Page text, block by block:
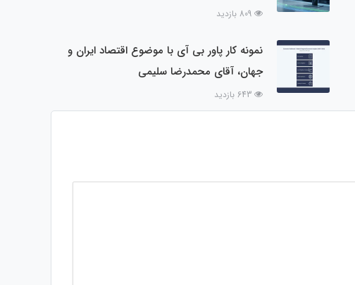
809 بازدید
نمونه کار پاور بی آی با موضوع اقتصاد ایران و
جهان، آقای محمدرضا سلیمی
643 بازدید